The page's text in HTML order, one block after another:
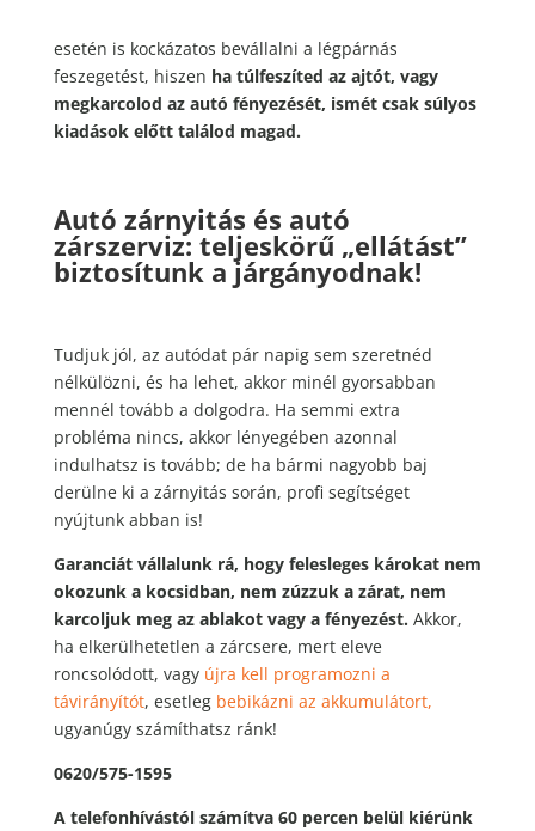
esetén is kockázatos bevállalni a légpárnás
feszegetést, hiszen ha túlfeszíted az ajtót, vagy
megkarcolod az autó fényezését, ismét csak súlyos
kiadások előtt találod magad.
Autó zárnyitás és autó
zárszerviz: teljeskörű „ellátást”
biztosítunk a járgányodnak!
Tudjuk jól, az autódat pár napig sem szeretnéd
nélkülözni, és ha lehet, akkor minél gyorsabban
mennél tovább a dolgodra. Ha semmi extra
probléma nincs, akkor lényegében azonnal
indulhatsz is tovább; de ha bármi nagyobb baj
derülne ki a zárnyitás során, profi segítséget
nyújtunk abban is!
Garanciát vállalunk rá, hogy felesleges károkat nem
okozunk a kocsidban, nem zúzzuk a zárat, nem
karcoljuk meg az ablakot vagy a fényezést. Akkor,
ha elkerülhetetlen a zárcsere, mert eleve
roncsolódott, vagyújra kell programozni a
távirányítót, esetleg bebikázni az akkumulátort,
ugyanúgy számíthatsz ránk!
0620/575-1595
A telefonhívástól számítva 60 percen belül kiérünk